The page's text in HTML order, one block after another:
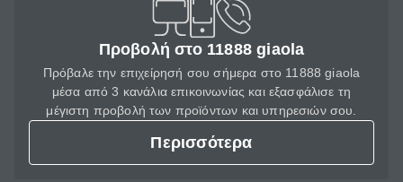
Προβολή στο 11888 giaola
Πρόβαλε την επιχείρησή σου σήμερα στο 11888 giaola
μέσα από 3 κανάλια επικοινωνίας και εξασφάλισε τη
μέγιστη προβολή των προϊόντων και υπηρεσιών σου.
Περισσότερα